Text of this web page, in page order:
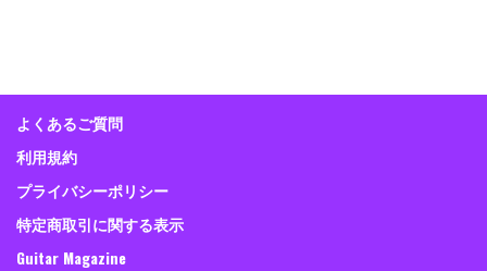
よくあるご質問
利用規約
プライバシーポリシー
特定商取引に関する表示
Guitar Magazine